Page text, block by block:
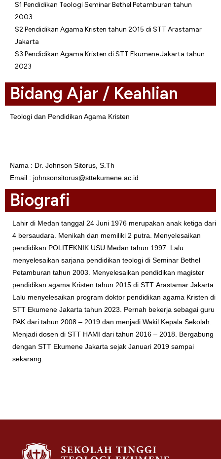
S1 Pendidikan Teologi Seminar Bethel Petamburan tahun
2003
S2 Pendidikan Agama Kristen tahun 2015 di STT Arastamar
Jakarta
S3 Pendidikan Agama Kristen di STT Ekumene Jakarta tahun
2023
Bidang Ajar / Keahlian
Teologi dan Pendidikan Agama Kristen
Nama : Dr. Johnson Sitorus, S.Th
Email : johnsonsitorus@sttekumene.ac.id
Biografi
Lahir di Medan tanggal 24 Juni 1976 merupakan anak ketiga dari
4 bersaudara. Menikah dan memiliki 2 putra. Menyelesaikan
pendidikan POLITEKNIK USU Medan tahun 1997. Lalu
menyelesaikan sarjana pendidikan teologi di Seminar Bethel
Petamburan tahun 2003. Menyelesaikan pendidikan magister
pendidikan agama Kristen tahun 2015 di STT Arastamar Jakarta.
Lalu menyelesaikan program doktor pendidikan agama Kristen di
STT Ekumene Jakarta tahun 2023. Pernah bekerja sebagai guru
PAK dari tahun 2008 – 2019 dan menjadi Wakil Kepala Sekolah.
Menjadi dosen di STT HAMI dari tahun 2016 – 2018. Bergabung
dengan STT Ekumene Jakarta sejak Januari 2019 sampai
sekarang.